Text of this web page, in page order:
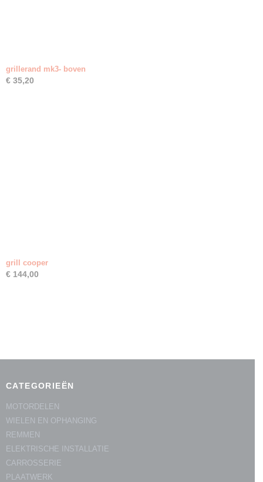
grillerand mk3- boven
€ 35,20
grill cooper
€ 144,00
CATEGORIEËN
MOTORDELEN
WIELEN EN OPHANGING
REMMEN
ELEKTRISCHE INSTALLATIE
CARROSSERIE
PLAATWERK